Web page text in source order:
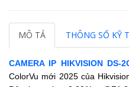
MÔ TẢ THÔNG SỐ KỸ
CAMERA IP HIKVISION DS-
ColorVu mới 2025 của